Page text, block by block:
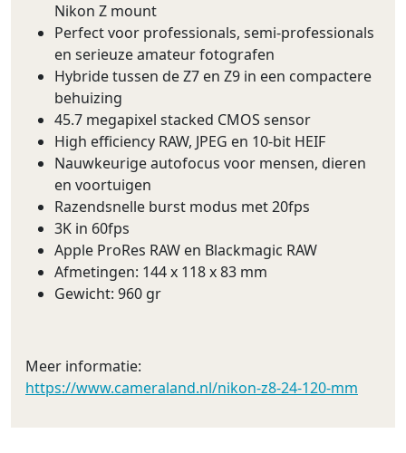
Nikon Z mount
Perfect voor professionals, semi-professionals
en serieuze amateur fotografen
Hybride tussen de Z7 en Z9 in een compactere
behuizing
45.7 megapixel stacked CMOS sensor
High efficiency RAW, JPEG en 10-bit HEIF
Nauwkeurige autofocus voor mensen, dieren
en voortuigen
Razendsnelle burst modus met 20fps
3K in 60fps
Apple ProRes RAW en Blackmagic RAW
Afmetingen: 144 x 118 x 83 mm
Gewicht: 960 gr
Meer informatie:
https://www.cameraland.nl/nikon-z8-24-120-mm